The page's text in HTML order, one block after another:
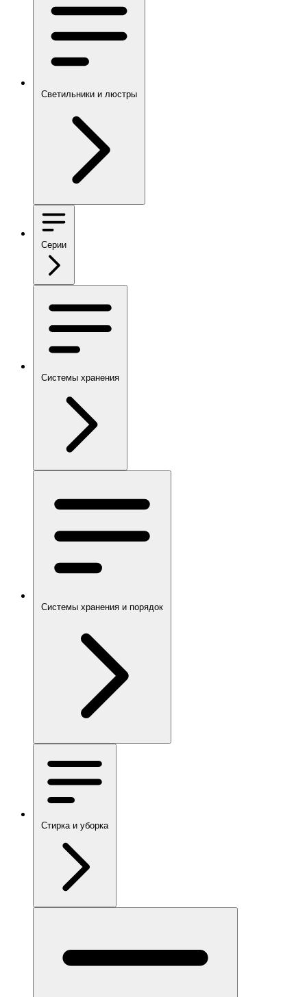
Светильники и люстры
Серии
Системы хранения
Системы хранения и порядок
Стирка и уборка